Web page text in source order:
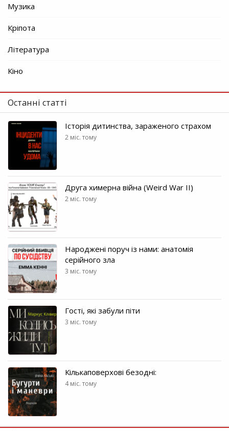
Музика
Кріпота
Література
Кіно
Останні статті
Історія дитинства, зараженого страхом
2 міс. тому
Друга химерна війна (Weird War II)
2 міс. тому
Народжені поруч із нами: анатомія
серійного зла
3 міс. тому
Гості, які забули піти
3 міс. тому
Кількаповерхові безодні:
4 міс. тому